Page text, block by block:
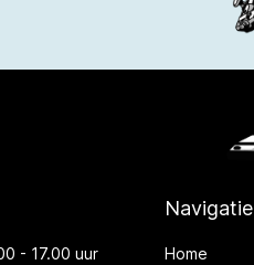
- 17.00 uur
Navigatie
Home